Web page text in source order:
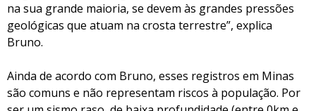
na sua grande maioria, se devem às grandes pressões
geológicas que atuam na crosta terrestre”, explica
Bruno.
Ainda de acordo com Bruno, esses registros em Minas
são comuns e não representam riscos à população. Por